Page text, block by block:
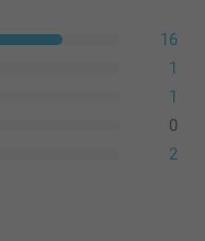
16
1
1
0
2